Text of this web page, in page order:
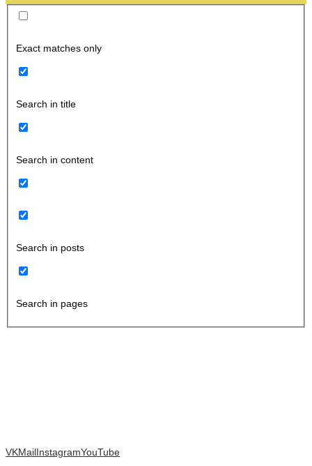
Exact matches only
Search in title
Search in content
Search in posts
Search in pages
VKMailInstagramYouTube